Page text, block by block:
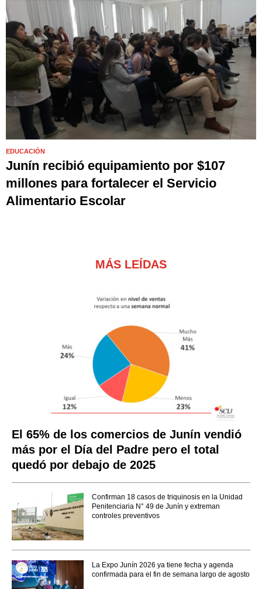
EDUCACIÓN
Junín recibió equipamiento por $107
millones para fortalecer el Servicio
Alimentario Escolar
MÁS LEÍDAS
El 65% de los comercios de Junín vendió
más por el Día del Padre pero el total
quedó por debajo de 2025
Confirman 18 casos de triquinosis en la Unidad
Penitenciaria N° 49 de Junín y extreman
controles preventivos
La Expo Junín 2026 ya tiene fecha y agenda
confirmada para el fin de semana largo de agosto